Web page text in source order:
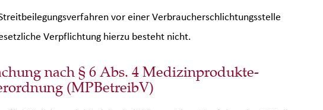
vor einer Verbraucherschlichtungsstelle
Verpflichtung hierzu besteht nicht.
nach § 6 Abs. 4 Medizinprodukte-
(MPBetreibV)